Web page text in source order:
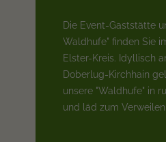
Die Event-Gaststätte
Waldhufe" finden Sie
Elster-Kreis. Idyllisch
Doberlug-Kirchhain
unsere "Waldhufe" in
und läd zum Verweilen